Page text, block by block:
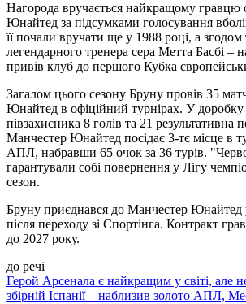
Нагорода вручається найкращому гравцю
Юнайтед за підсумками голосування
її почали вручати ще у 1988 році, а
легендарного тренера сера Метта Басбі –
привів клуб до першого Кубка
Загалом цього сезону Бруну провів 35
Юнайтед в офіційний турнірах. У доробку
півзахисника 8 голів та 21 результативна
Манчестер Юнайтед посідає 3-тє місце в
АПЛ, набравши 65 очок за 36 турів.
гарантували собі повернення у Лігу
сезон.
Бруну приєднався до Манчестер Юнайтед
після переходу зі Спортінга. Контракт
до 2027 року.
до речі
Герой Арсенала є найкращим у світі, але
збірній Іспанії – наблизив золото АПЛ,